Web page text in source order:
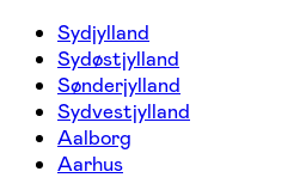
Sydjylland
Sydøstjylland
Sønderjylland
Sydvestjylland
Aalborg
Aarhus